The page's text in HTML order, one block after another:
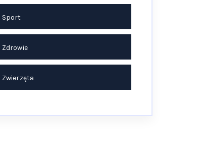
Sport
Zdrowie
Zwierzęta